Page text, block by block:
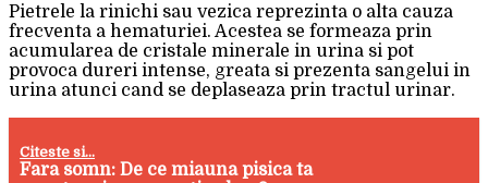
Pietrele la rinichi sau vezica reprezinta o alta cauza
frecventa a hematuriei. Acestea se formeaza prin
acumularea de cristale minerale in urina si pot
provoca dureri intense, greata si prezenta sangelui in
urina atunci cand se deplaseaza prin tractul urinar.
Citeste si...
Fara somn: De ce miauna pisica ta